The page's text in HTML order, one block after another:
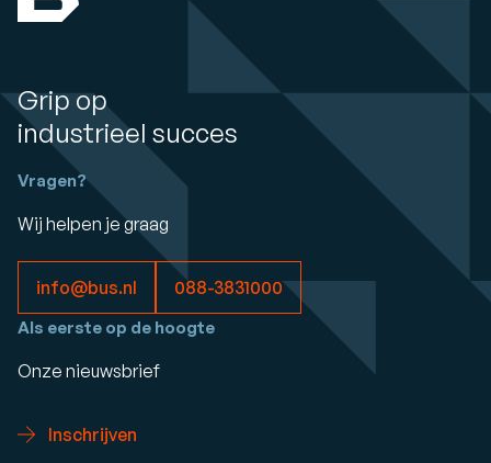
Grip op
industrieel succes
Vragen?
Wij helpen je graag
info@bus.nl 088-3831000
Als eerste op de hoogte
Onze nieuwsbrief
Inschrijven